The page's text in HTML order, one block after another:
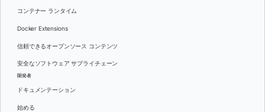
コンテナー ランタイム
Docker Extensions
信頼できるオープンソース コンテンツ
安全なソフトウェア サプライチェーン
開発者
ドキュメンテーション
始める